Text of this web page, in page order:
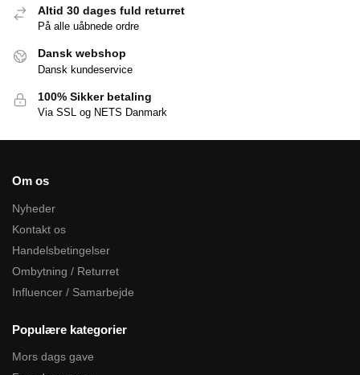
Altid 30 dages fuld returret
På alle uåbnede ordre
Dansk webshop
Dansk kundeservice
100% Sikker betaling
Via SSL og NETS Danmark
Om os
Nyheder
Kontakt os
Handelsbetingelser
Ombytning / Returret
Influencer / Samarbejde
Populære kategorier
Mors dags gave